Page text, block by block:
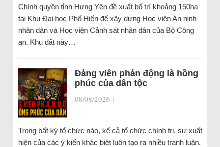
Chính quyền tỉnh Hưng Yên đề xuất bố trí khoảng 150ha
tại Khu Đại học Phố Hiến để xây dựng Học viện An ninh
nhân dân và Học viện Cảnh sát nhân dân của Bộ Công
an. Khu đất này…
Đảng viên phản động là hồng
phúc của dân tộc
08/08/2026 |
Trong bất kỳ tổ chức nào, kể cả tổ chức chính trị, sự xuất
hiện của các ý kiến khác biệt luôn tạo ra nhiều tranh luận.